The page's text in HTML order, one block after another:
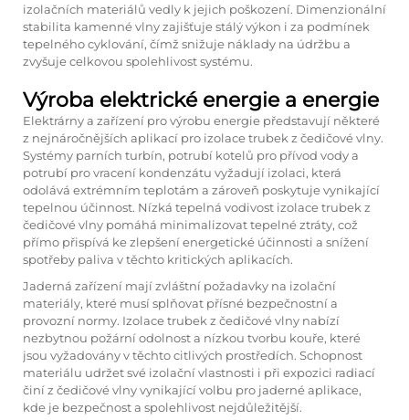
izolačních materiálů vedly k jejich poškození. Dimenzionální
stabilita kamenné vlny zajišťuje stálý výkon i za podmínek
tepelného cyklování, čímž snižuje náklady na údržbu a
zvyšuje celkovou spolehlivost systému.
Výroba elektrické energie a energie
Elektrárny a zařízení pro výrobu energie představují některé
z nejnáročnějších aplikací pro izolace trubek z čedičové vlny.
Systémy parních turbín, potrubí kotelů pro přívod vody a
potrubí pro vracení kondenzátu vyžadují izolaci, která
odolává extrémním teplotám a zároveň poskytuje vynikající
tepelnou účinnost. Nízká tepelná vodivost izolace trubek z
čedičové vlny pomáhá minimalizovat tepelné ztráty, což
přímo přispívá ke zlepšení energetické účinnosti a snížení
spotřeby paliva v těchto kritických aplikacích.
Jaderná zařízení mají zvláštní požadavky na izolační
materiály, které musí splňovat přísné bezpečnostní a
provozní normy. Izolace trubek z čedičové vlny nabízí
nezbytnou požární odolnost a nízkou tvorbu kouře, které
jsou vyžadovány v těchto citlivých prostředích. Schopnost
materiálu udržet své izolační vlastnosti i při expozici radiací
činí z čedičové vlny vynikající volbu pro jaderné aplikace,
kde je bezpečnost a spolehlivost nejdůležitější.